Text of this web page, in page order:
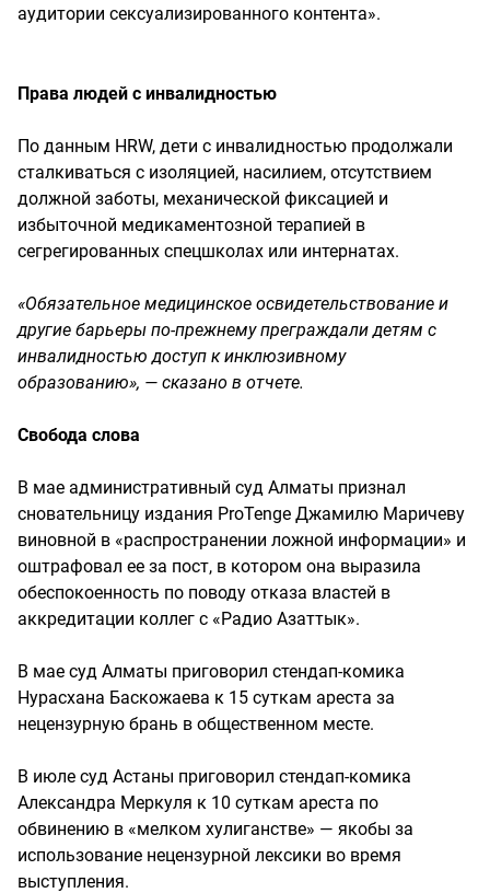
аудитории сексуализированного контента».
Права людей с инвалидностью
По данным HRW, дети с инвалидностью продолжали
сталкиваться с изоляцией, насилием, отсутствием
должной заботы, механической фиксацией и
избыточной медикаментозной терапией в
сегрегированных спецшколах или интернатах.
«Обязательное медицинское освидетельствование и
другие барьеры по-прежнему преграждали детям с
инвалидностью доступ к инклюзивному
образованию», — сказано в отчете.
Свобода слова
В мае административный суд Алматы признал
сновательницу издания ProTenge Джамилю Маричеву
виновной в «распространении ложной информации» и
оштрафовал ее за пост, в котором она выразила
обеспокоенность по поводу отказа властей в
аккредитации коллег с «Радио Азаттык».
В мае суд Алматы приговорил стендап-комика
Нурасхана Баскожаева к 15 суткам ареста за
нецензурную брань в общественном месте.
В июле суд Астаны приговорил стендап-комика
Александра Меркуля к 10 суткам ареста по
обвинению в «мелком хулиганстве» — якобы за
использование нецензурной лексики во время
выступления.